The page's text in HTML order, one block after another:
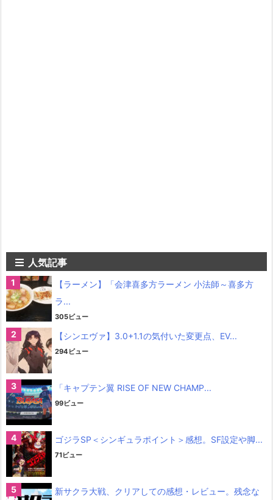
人気記事
【ラーメン】「会津喜多方ラーメン 小法師～喜多方
ラ...
305ビュー
【シンエヴァ】3.0+1.1の気付いた変更点、EV...
294ビュー
「キャプテン翼 RISE OF NEW CHAMP...
99ビュー
ゴジラSP＜シンギュラポイント＞感想。SF設定や脚...
71ビュー
新サクラ大戦、クリアしての感想・レビュー。残念な